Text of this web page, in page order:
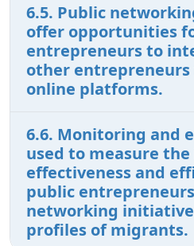
6.5. Public
offer opportunities
entrepreneurs to
other
online platforms.
6.6. Monitoring and
used to measure
effectiveness and
public
networking
profiles of migrants.